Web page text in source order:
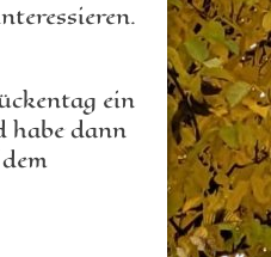
ein
habe dann